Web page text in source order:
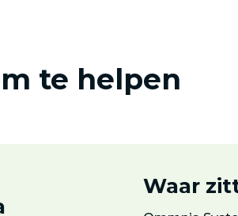
te helpen
Waar